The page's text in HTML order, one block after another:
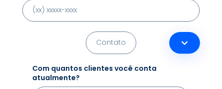
Com quantos clientes você conta
atualmente?